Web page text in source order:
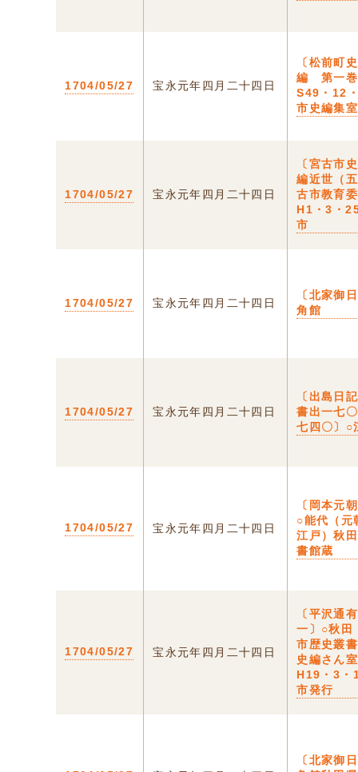
1704/05/27 宝永元年四月二十四日
〔松前町
編 第一
S49・12
市史編集室
1704/05/27 宝永元年四月二十四日
〔宮古市
編近世（
古市教育
H1・3・
市
1704/05/27 宝永元年四月二十四日
〔北家御
角館
1704/05/27 宝永元年四月二十四日
〔出島日
書出一七
七四〇〕○
1704/05/27 宝永元年四月二十四日
〔岡本元
○能代（元
江戸）秋
書館蔵
1704/05/27 宝永元年四月二十四日
〔平沢通
一〕○秋田
市歴史叢
史編さん
H19・3
市発行
〔北家御